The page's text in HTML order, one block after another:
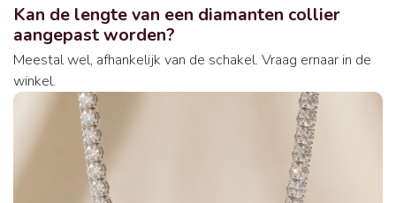
Kan de lengte van een diamanten collier
aangepast worden?
Meestal wel, afhankelijk van de schakel. Vraag ernaar in de
winkel.